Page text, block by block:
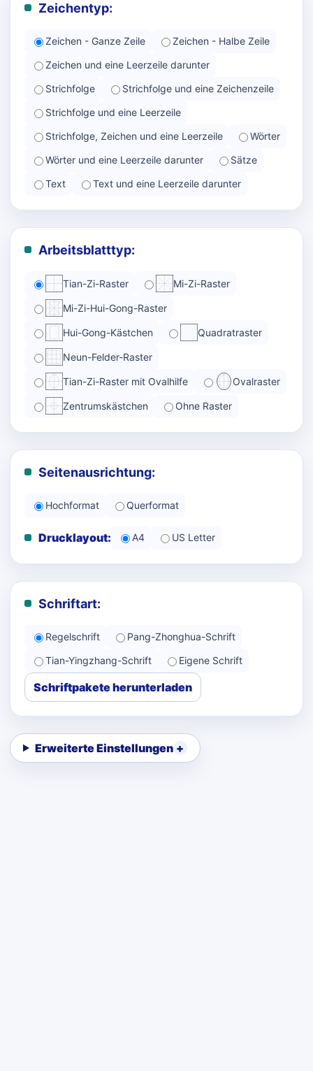
Zeichentyp:
Zeichen - Ganze Zeile
Zeichen - Halbe Zeile
Zeichen und eine Leerzeile darunter
Strichfolge
Strichfolge und eine Zeichenzeile
Strichfolge und eine Leerzeile
Strichfolge, Zeichen und eine Leerzeile
Wörter
Wörter und eine Leerzeile darunter
Sätze
Text
Text und eine Leerzeile darunter
Arbeitsblatttyp:
Tian-Zi-Raster Mi-Zi-Raster
Mi-Zi-Hui-Gong-Raster
Hui-Gong-Kästchen Quadratraster
Neun-Felder-Raster
Tian-Zi-Raster mit Ovalhilfe Ovalraster
Zentrumskästchen Ohne Raster
Seitenausrichtung:
Hochformat Querformat
Drucklayout: A4 US Letter
Schriftart:
Regelschrift
Pang-Zhonghua-Schrift
Tian-Yingzhang-Schrift
Eigene Schrift
Schriftpakete herunterladen
Erweiterte Einstellungen